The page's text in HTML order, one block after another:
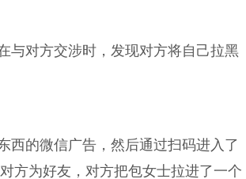
与对方交涉时，发现对方将自己拉黑
西的微信广告，然后通过扫码进入了
方为好友，对方把包女士拉进了一个